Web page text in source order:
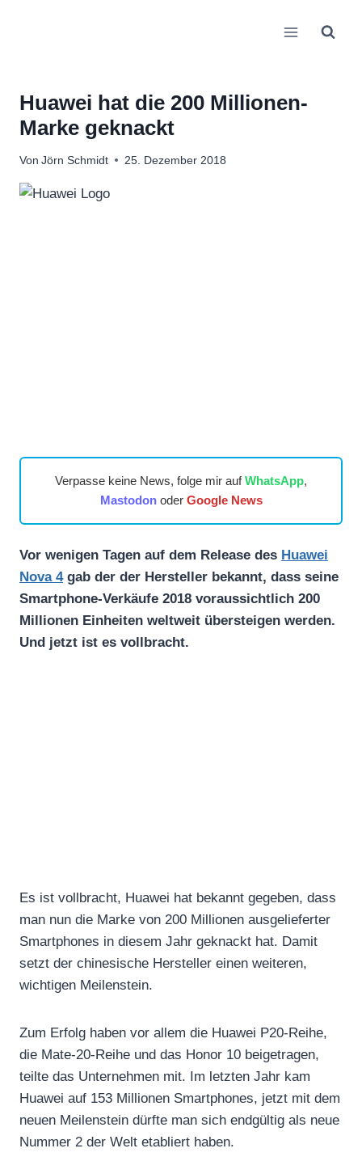
Huawei hat die 200 Millionen-
Marke geknackt
Von Jörn Schmidt 25. Dezember 2018
Verpasse keine News, folge mir aufWhatsApp,
Mastodonoder Google News
Vor wenigen Tagen auf dem Release des Huawei
Nova 4gab der der Hersteller bekannt, dass seine
Smartphone-Verkäufe 2018 voraussichtlich 200
Millionen Einheiten weltweit übersteigen werden.
Und jetzt ist es vollbracht.
Es ist vollbracht, Huawei hat bekannt gegeben, dass
man nun die Marke von 200 Millionen ausgelieferter
Smartphones in diesem Jahr geknackt hat. Damit
setzt der chinesische Hersteller einen weiteren,
wichtigen Meilenstein.
Zum Erfolg haben vor allem die Huawei P20-Reihe,
die Mate-20-Reihe und das Honor 10 beigetragen,
teilte das Unternehmen mit. Im letzten Jahr kam
Huawei auf 153 Millionen Smartphones, jetzt mit dem
neuen Meilenstein dürfte man sich endgültig als neue
Nummer 2 der Welt etabliert haben.